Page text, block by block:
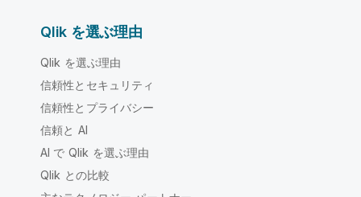
Qlik を選ぶ理由
Qlik を選ぶ理由
信頼性とセキュリティ
信頼性とプライバシー
信頼と AI
AI で Qlik を選ぶ理由
Qlik との比較